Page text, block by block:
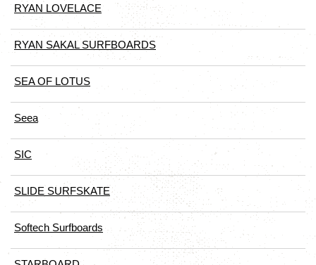
RYAN LOVELACE
RYAN SAKAL SURFBOARDS
SEA OF LOTUS
Seea
SIC
SLIDE SURFSKATE
Softech Surfboards